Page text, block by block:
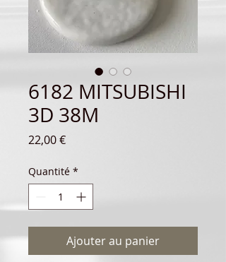
6182 MITSUBISHI
3D 38M
22,00 €Prix
Quantité *
Ajouter au panier